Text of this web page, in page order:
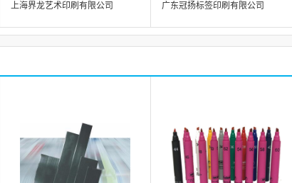
上海界龙艺术印刷有限公司
广东冠扬标签印刷有限公司